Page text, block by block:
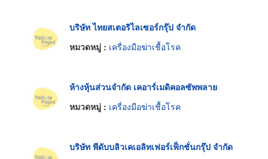
บริษัท ไทยสเตอริไลเซอร์กรุ๊ป จำกัด
หมวดหมู่ : เครื่องมือฆ่าเชื้อโรค
ห้างหุ้นส่วนจำกัด เคอาร์เมดิคอลซัพพลาย
หมวดหมู่ : เครื่องมือฆ่าเชื้อโรค
บริษัท พีดับบลิวเคเอลิทเฟอร์เฟ็กชั่นกรุ๊ป จำกัด